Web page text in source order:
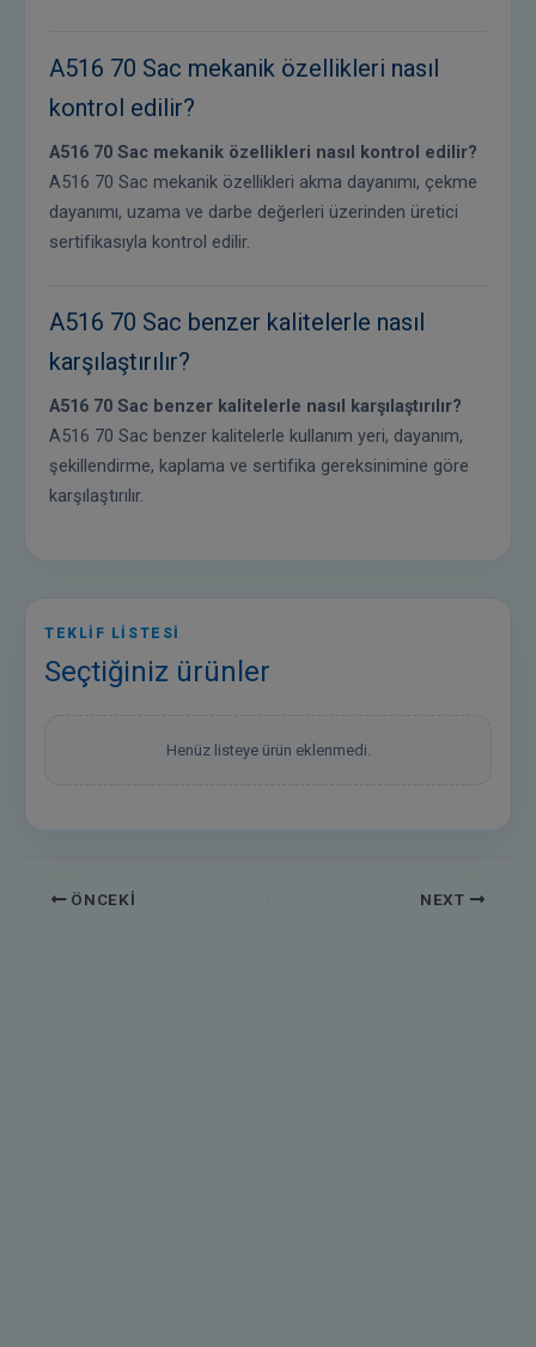
A516 70 Sac mekanik özellikleri nasıl
kontrol edilir?
A516 70 Sac mekanik özellikleri nasıl kontrol edilir?
A516 70 Sac mekanik özellikleri akma dayanımı, çekme
dayanımı, uzama ve darbe değerleri üzerinden üretici
sertifikasıyla kontrol edilir.
A516 70 Sac benzer kalitelerle nasıl
karşılaştırılır?
A516 70 Sac benzer kalitelerle nasıl karşılaştırılır?
A516 70 Sac benzer kalitelerle kullanım yeri, dayanım,
şekillendirme, kaplama ve sertifika gereksinimine göre
karşılaştırılır.
TEKLİF LİSTESİ
Seçtiğiniz ürünler
Henüz listeye ürün eklenmedi.
ÖNCEKI NEXT